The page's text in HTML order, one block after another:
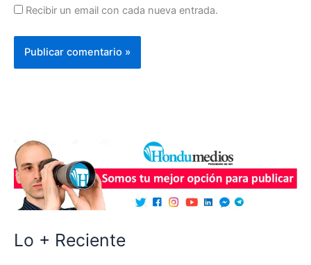
Recibir un email con cada nueva entrada.
Lo + Reciente